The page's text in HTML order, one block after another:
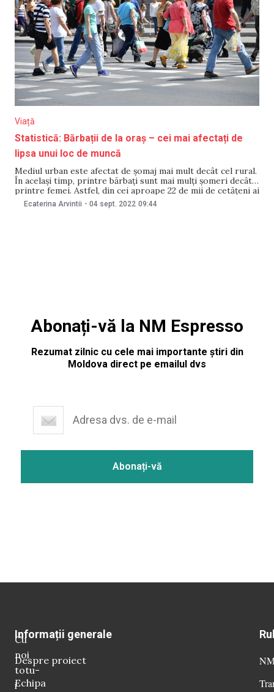
Viață
Statistică: Bărbații de la oraș – cei mai afectați de
lipsa unui loc de muncă
Mediul urban este afectat de șomaj mai mult decât cel rural.
În același timp, printre bărbați sunt mai mulți șomeri decât
printre femei. Astfel, din cei aproape 22 de mii de cetățeni ai
Republicii Moldova, care se află la ora actuală în șomaj,
65,4% sunt persoane din mediul urban, iar
Ecaterina Arvintii - 04 sept. 2022 09:44
Abonați-vă la NM Espresso
Rezumat zilnic cu cele mai importante știri din
Moldova direct pe emailul dvs
Cu
noi
totu-
i
Informații generale
Despre proiect
Echipa